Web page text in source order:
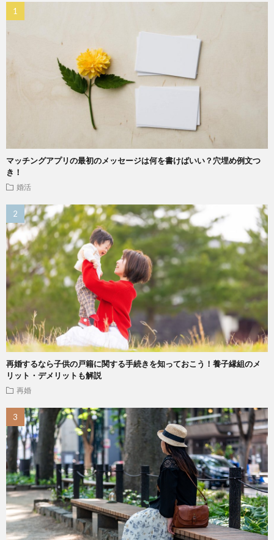
マッチングアプリの最初のメッセージは何を書けばいい？穴埋め例文つ
き！
婚活
再婚するなら子供の戸籍に関する手続きを知っておこう！養子縁組のメ
リット・デメリットも解説
再婚